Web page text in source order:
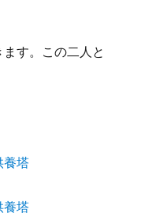
す。この二人と